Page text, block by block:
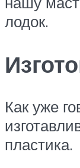
лодок.
Как уже
пластика.